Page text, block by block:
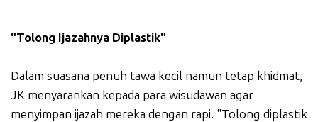
"Tolong Ijazahnya Diplastik"
Dalam suasana penuh tawa kecil namun tetap khidmat,
JK menyarankan kepada para wisudawan agar
menyimpan ijazah mereka dengan rapi. "Tolong diplastik